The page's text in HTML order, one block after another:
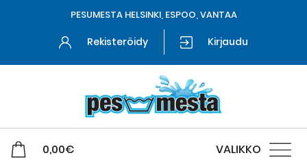
PESUMESTA HELSINKI, ESPOO, VANTAA
Rekisteröidy Kirjaudu
0,00€ VALIKKO